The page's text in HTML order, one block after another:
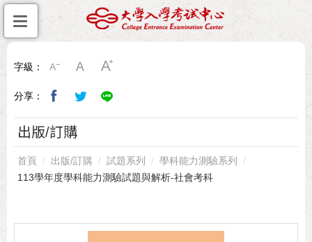
字級：
分享：
出版/訂購
首頁 出版/訂購 試題系列
學科能力測驗系列
113學年度學科能力測驗試題與解析-社會考科